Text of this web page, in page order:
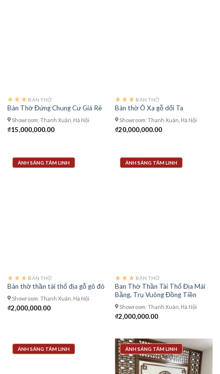
BÀN THỜ
Bàn Thờ Đứng Chung Cư Giá Rẻ
Showroom: Thanh Xuân, Hà Nội
₫15,000,000.00
BÀN THỜ
Bàn thờ Ô Xa gỗ dổi Ta
Showroom: Thanh Xuân, Hà Nội
₫20,000,000.00
ÁNH SÁNG TÂM LINH
BÀN THỜ
Bàn thờ thần tài thổ địa gỗ gõ đỏ
Showroom: Thanh Xuân, Hà Nội
₫2,000,000.00
ÁNH SÁNG TÂM LINH
BÀN THỜ
Ban Thờ Thần Tài Thổ Địa Mái
Bằng, Trụ Vuông Đồng Tiền
Showroom: Thanh Xuân, Hà Nội
₫2,000,000.00
ÁNH SÁNG TÂM LINH ÁNH SÁNG TÂM LINH